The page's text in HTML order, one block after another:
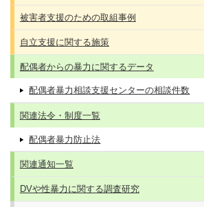
被害者支援のための取組事例
自立支援に関する施策
配偶者からの暴力に関するデータ
配偶者暴力相談支援センターの相談件数
関連法令・制度一覧
配偶者暴力防止法
関連通知一覧
DVや性暴力に関する調査研究